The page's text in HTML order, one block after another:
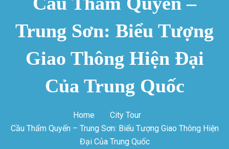
Trung Sơn: Biểu Tượng
Giao Thông Hiện Đại
Của Trung Quốc
Home
City Tour
Cầu Thẩm Quyến – Trung Sơn: Biểu Tượng Giao Thông Hiện
Đại Của Trung Quốc